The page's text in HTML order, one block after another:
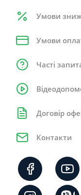
Умови
Умови
Часті
Договір
Контакти